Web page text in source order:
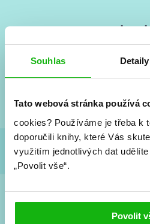
Souhlas Detaily
Tato webová stránka používá
cookies? Používáme je třeba k
doporučili knihy, které Vás
využitím jednotlivých dat
„Povolit vše“.
Povolit
Vše kolem #youngadult
a seriálové
Souhlasím spodmínkami